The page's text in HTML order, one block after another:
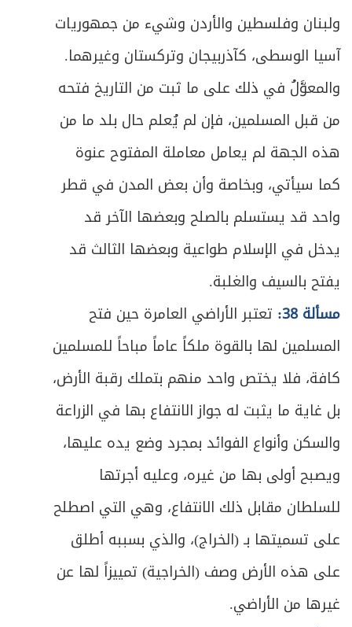
ولبنان وفلسطين والأردن وشيء من جمهوريات
آسيا الوسطى، كآذربيجان وتركستان وغيرهما.
والمعوَّلُ في ذلك على ما ثبت من التاريخ فتحه
من قبل المسلمين، فإن لم يُعلم حال بلد ما من
هذه الجهة لم يعامل معاملة المفتوح عنوة
كما سيأتي، وبخاصة وأن بعض المدن في قطر
واحد قد يستسلم بالصلح وبعضها الآخر قد
يدخل في الإسلام طواعية وبعضها الثالث قد
يفتح بالسيف والغلبة.
مسألة 38:
تعتبر الأراضي العامرة حين فتح
المسلمين لها بالقوة ملكاً عاماً مباحاً للمسلمين
كافة، فلا يختص واحد منهم بتملك رقبة الأرض،
بل غاية ما يثبت له جواز الانتفاع بها في الزراعة
والسكن وأنواع الفوائد بمجرد وضع يده عليها،
ويصبح أولى بها من غيره، وعليه أجرتها
للسلطان مقابل ذلك الانتفاع، وهي التي اصطلح
على تسميتها بـ (الخراج)، والذي بسببه أطلق
على هذه الأرض وصف (الخراجية) تمييزاً لها عن
غيرها من الأراضي.
ص
168 السادس ـ الأعمال التمثيلية
169 السابع ـ فن التصوير والنحت
ص
172 الثامن ـ الغناء والموسيقى
ص
175 التاسع ـ الرقص
177 العاشر ـ صناعة الغذاء وعمل المطاعم
ص
179 الحادي عشر ـ أعمال الطب
ص
182 الثاني عشر ـ صناعة الملابس وعرضها
183 الثالث عشر ـ صناعة التجميل
ص
184 الرابع عشر ـ الأعمال الجنسية
185
الخامس عشر ـ أعمال السحر والخفة وما
أشبهها
187
السادس عشر ـ أدوات القمار والتسلية
واليانصيب
ص
188 السابع عشر ـ أعمال الخدمات
193 الفصل الثاني في إجارة النّفس